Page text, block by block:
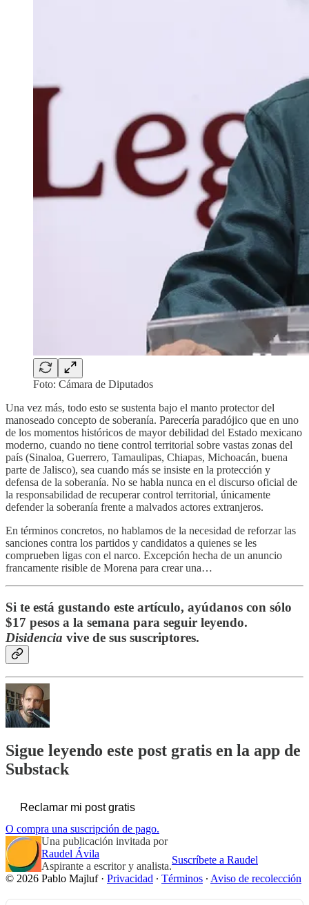
Foto: Cámara de Diputados
Una vez más, todo esto se sustenta bajo el manto protector del
manoseado concepto de soberanía. Parecería paradójico que en uno
de los momentos históricos de mayor debilidad del Estado mexicano
moderno, cuando no tiene control territorial sobre vastas zonas del
país (Sinaloa, Guerrero, Tamaulipas, Chiapas, Michoacán, buena
parte de Jalisco), sea cuando más se insiste en la protección y
defensa de la soberanía. No se habla nunca en el discurso oficial de
la responsabilidad de recuperar control territorial, únicamente
defender la soberanía frente a malvados actores extranjeros.
En términos concretos, no hablamos de la necesidad de reforzar las
sanciones contra los partidos y candidatos a quienes se les
comprueben ligas con el narco. Excepción hecha de un anuncio
francamente risible de Morena para crear una…
Si te está gustando este artículo, ayúdanos con sólo
$17 pesos a la semana para seguir leyendo.
Disidencia vive de sus suscriptores.
Sigue leyendo este post gratis en la app de
Substack
Reclamar mi post gratis
O compra una suscripción de pago.
Una publicación invitada por
Raudel Ávila
Aspirante a escritor y analista.
Suscríbete a Raudel
© 2026 Pablo Majluf· Privacidad ∙ Términos ∙ Aviso de recolección